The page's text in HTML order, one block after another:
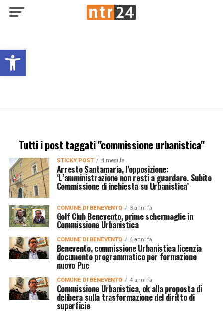
Open toolbar
Tutti i post taggati "commissione urbanistica"
STICKY POST 4 mesi fa
Arresto Santamaria, l’opposizione:
‘L’amministrazione non resti a guardare. Subito
Commissione di inchiesta su Urbanistica’
COMUNE DI BENEVENTO 3 anni fa
Golf Club Benevento, prime schermaglie in
Commissione Urbanistica
COMUNE DI BENEVENTO 4 anni fa
Benevento, commissione Urbanistica licenzia
documento programmatico per formazione
nuovo Puc
COMUNE DI BENEVENTO 4 anni fa
Commissione Urbanistica, ok alla proposta di
delibera sulla trasformazione del diritto di
superficie